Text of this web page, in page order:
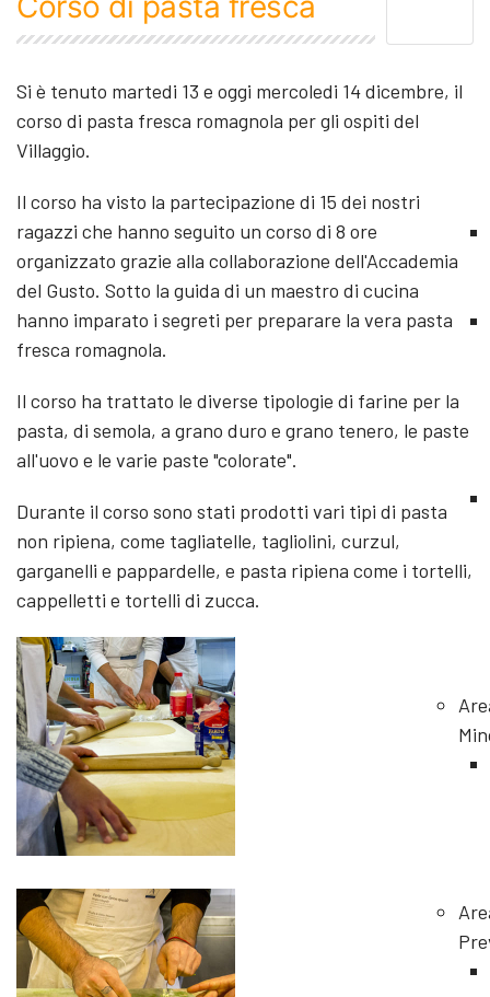
Si è tenuto martedi 13 e oggi mercoledi 14 dicembre, il
corso di pasta fresca romagnola per gli ospiti del
Villaggio.
Il corso ha visto la partecipazione di 15 dei nostri
ragazzi che hanno seguito un corso di 8 ore
organizzato grazie alla collaborazione dell'Accademia
del Gusto. Sotto la guida di un maestro di cucina
hanno imparato i segreti per preparare la vera pasta
fresca romagnola.
Il corso ha trattato le diverse tipologie di farine per la
pasta, di semola, a grano duro e grano tenero, le paste
all'uovo e le varie paste "colorate".
Durante il corso sono stati prodotti vari tipi di pasta
non ripiena, come tagliatelle, tagliolini, curzul,
garganelli e pappardelle, e pasta ripiena come i tortelli,
cappelletti e tortelli di zucca.